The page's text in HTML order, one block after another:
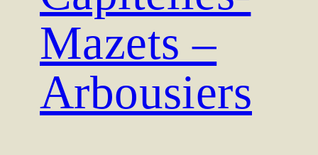
Mazets –
Arbousiers